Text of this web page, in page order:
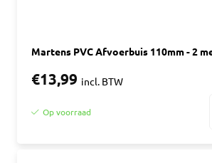
Martens PVC Afvoerbuis 110mm - 2
€13,99 incl. BTW
Op voorraad